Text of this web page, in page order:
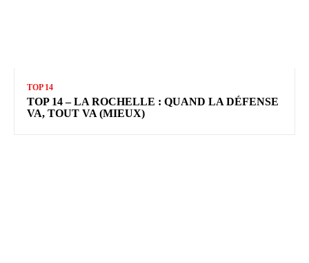
TOP 14
TOP 14 – LA ROCHELLE : QUAND LA DÉFENSE
VA, TOUT VA (MIEUX)